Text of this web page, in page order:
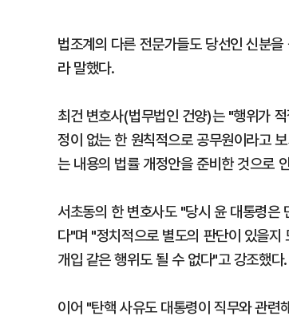
법조계의 다른 전문가들도 당선인 신분
라 말했다.
최건 변호사(법무법인 건양)는 "행위가
정이 없는 한 원칙적으로 공무원이라고
는 내용의 법률 개정안을 준비한 것으로
서초동의 한 변호사도 "당시 윤 대통령은
다"며 "정치적으로 별도의 판단이 있을
개입 같은 행위도 될 수 없다"고 강조했다.
이어 "탄핵 사유도 대통령이 직무와 관